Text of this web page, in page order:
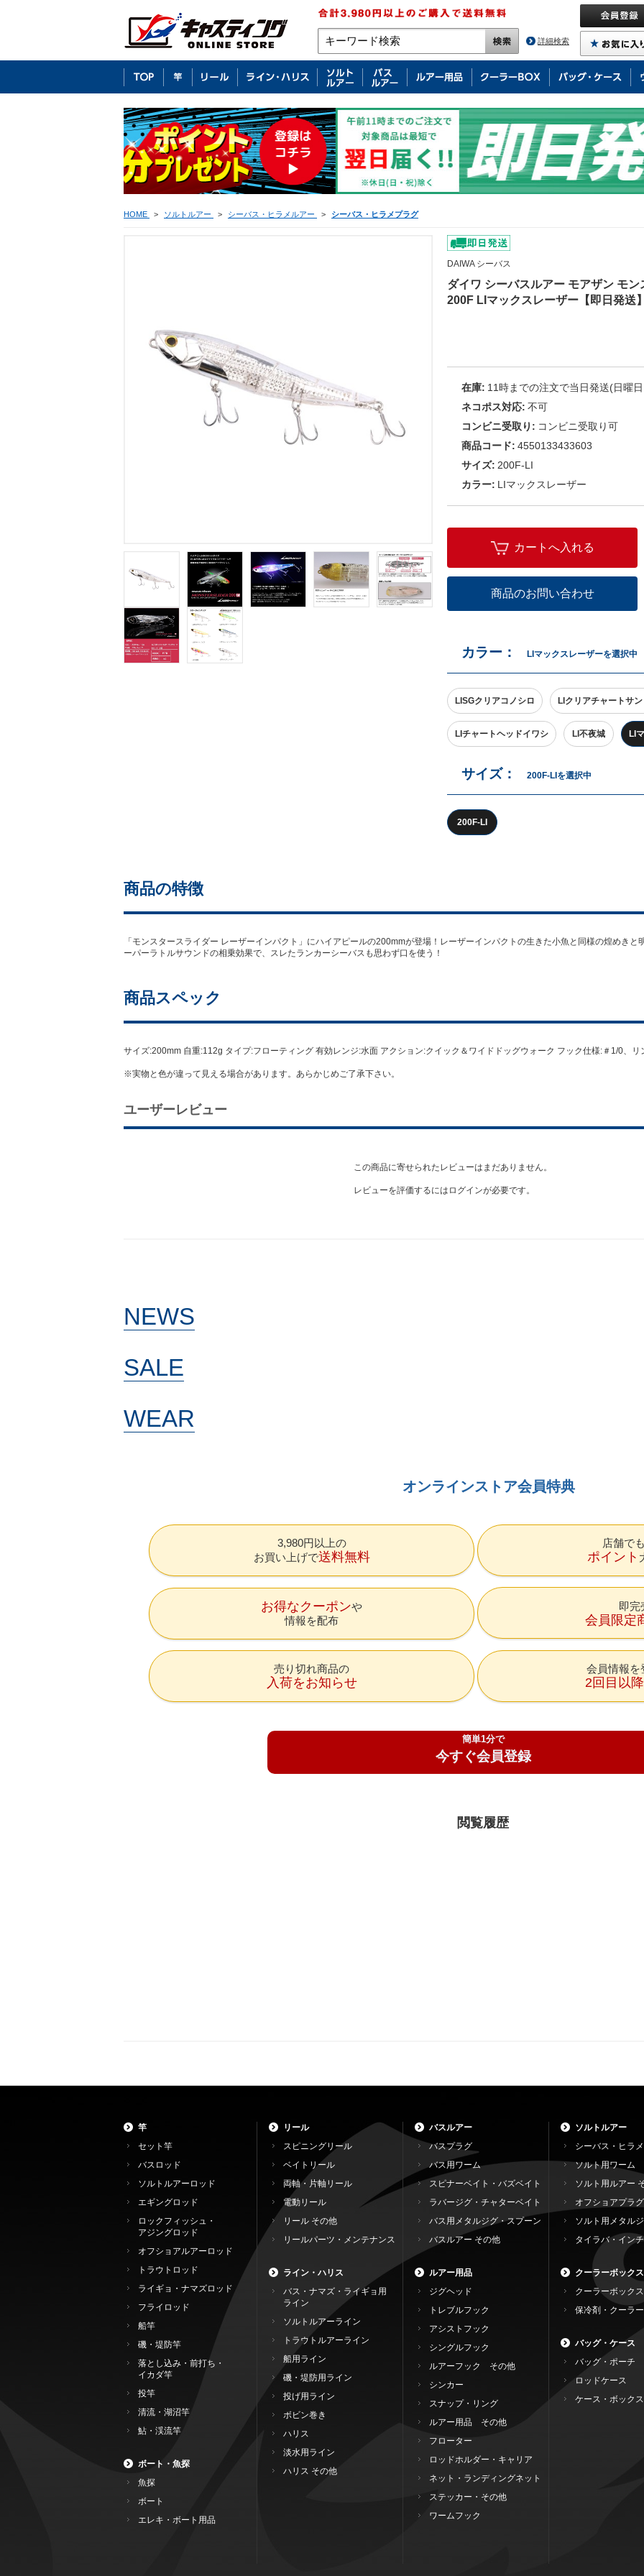
詳細検索
HOME > ソルトルアー > シーバス・ヒラメルアー > シーバス・ヒラメプラグ
DAIWA シーバス
ダイワ シーバスルアー モアザン モ
200F LIマックスレーザー【即日発送
在庫: 11時までの注文で当日発送(日曜
ネコポス対応: 不可
コンビニ受取り: コンビニ受取り可
商品コード: 4550133433603
サイズ: 200F-LI
カラー: LIマックスレーザー
カートへ入れる
商品のお問い合わせ
カラー： LIマックスレーザーを選択中
LISGクリアコノシロ LIクリアチャートサ
LIチャートヘッドイワシ LI不夜城 LI
サイズ： 200F-LIを選択中
200F-LI
商品の特徴
「モンスタースライダー レーザーインパクト」にハイアピールの200mmが登場！レーザーインパクトの生きた小魚と同様の煌めき
ーパーラトルサウンドの相乗効果で、スレたランカーシーバスも思わず口を使う！
商品スペック
サイズ:200mm 自重:112g タイプ:フローティング 有効レンジ:水面 アクション:クイック＆ワイドドッグウォーク フック仕様:＃1/0、リ
※実物と色が違って見える場合があります。あらかじめご了承下さい。
ユーザーレビュー
この商品に寄せられたレビューはまだありません。
レビューを評価するには ログインが必要です。
NEWS
SALE
WEAR
オンラインストア会員特典
3,980円以上の
お買い上げで送料無料
店舗で
ポイント
お得なクーポン
情報を配布
即完
会員限定
売り切れ商品の
入荷をお知らせ
会員情報を
2回目以
簡単1分で
今すぐ会員登録
閲覧履歴
竿
セット竿
バスロッド
ソルトルアーロッド
エギングロッド
ロックフィッシュ・
アジングロッド
オフショアルアーロッド
トラウトロッド
ライギョ・ナマズロッド
フライロッド
船竿
磯・堤防竿
落とし込み・前打ち・
イカダ竿
投竿
清流・湖沼竿
鮎・渓流竿
ボート・魚探
魚探
ボート
エレキ・ボート用品
リール
スピニングリール
ベイトリール
両軸・片軸リール
電動リール
リール その他
リールパーツ・メンテナンス
ライン・ハリス
バス・ナマズ・ライギョ用
ライン
ソルトルアーライン
トラウトルアーライン
船用ライン
磯・堤防用ライン
投げ用ライン
ボビン巻き
ハリス
淡水用ライン
ハリス その他
バスルアー
バスプラグ
バス用ワーム
スピナーベイト・バズベイト
ラバージグ・チャターベイト
バス用メタルジグ・スプーン
バスルアー その他
ルアー用品
ジグヘッド
トレブルフック
アシストフック
シングルフック
ルアーフック その他
シンカー
スナップ・リング
ルアー用品 その他
フローター
ロッドホルダー・キャリア
ネット・ランディングネット
ステッカー・その他
ワームフック
ソルトルアー
シーバス・ヒラ
ソルト用ワーム
ソルト用ルアー
オフショアプラグ
ソルト用メタル
タイラバ・イン
クーラーボックス
クーラーボックス
保冷剤・クーラ
バッグ・ケース
バッグ・ポーチ
ロッドケース
ケース・ボックス